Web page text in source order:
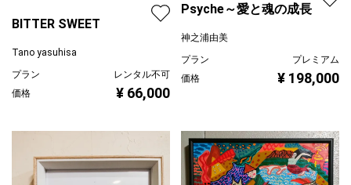
BITTER SWEET
Tano yasuhisa
プラン
レンタル不可
価格
¥ 66,000
Psyche～愛と魂の成長
神之浦由美
プラン
プレミアム
価格
¥ 198,000